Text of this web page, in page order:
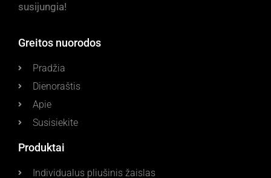
susijungia!
Greitos nuorodos
Pradžia
Dienoraštis
Apie
Susisiekite
Produktai
Individualus pliušinis žaislas